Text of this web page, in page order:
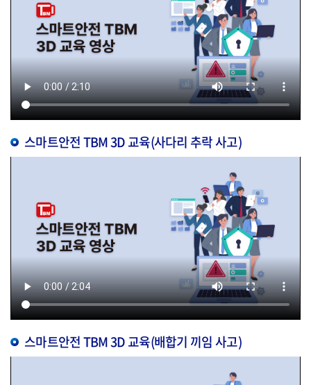
스마트안전 TBM 3D 교육(사다리 추락 사고)
스마트안전 TBM 3D 교육(배합기 끼임 사고)